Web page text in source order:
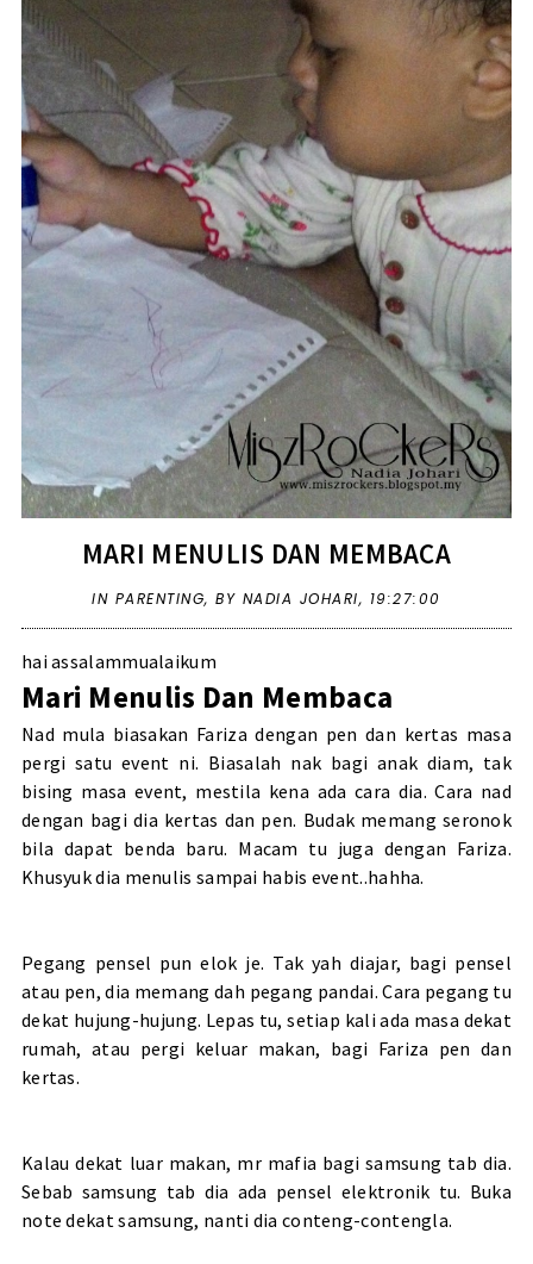
MARI MENULIS DAN MEMBACA
IN PARENTING,BY NADIA JOHARI, 19:27:00
hai assalammualaikum
Mari Menulis Dan Membaca
Nad mula biasakan Fariza dengan pen dan kertas masa
pergi satu event ni. Biasalah nak bagi anak diam, tak
bising masa event, mestila kena ada cara dia. Cara nad
dengan bagi dia kertas dan pen. Budak memang seronok
bila dapat benda baru. Macam tu juga dengan Fariza.
Khusyuk dia menulis sampai habis event..hahha.
Pegang pensel pun elok je. Tak yah diajar, bagi pensel
atau pen, dia memang dah pegang pandai. Cara pegang tu
dekat hujung-hujung. Lepas tu, setiap kali ada masa dekat
rumah, atau pergi keluar makan, bagi Fariza pen dan
kertas.
Kalau dekat luar makan, mr mafia bagi samsung tab dia.
Sebab samsung tab dia ada pensel elektronik tu. Buka
note dekat samsung, nanti dia conteng-contengla.